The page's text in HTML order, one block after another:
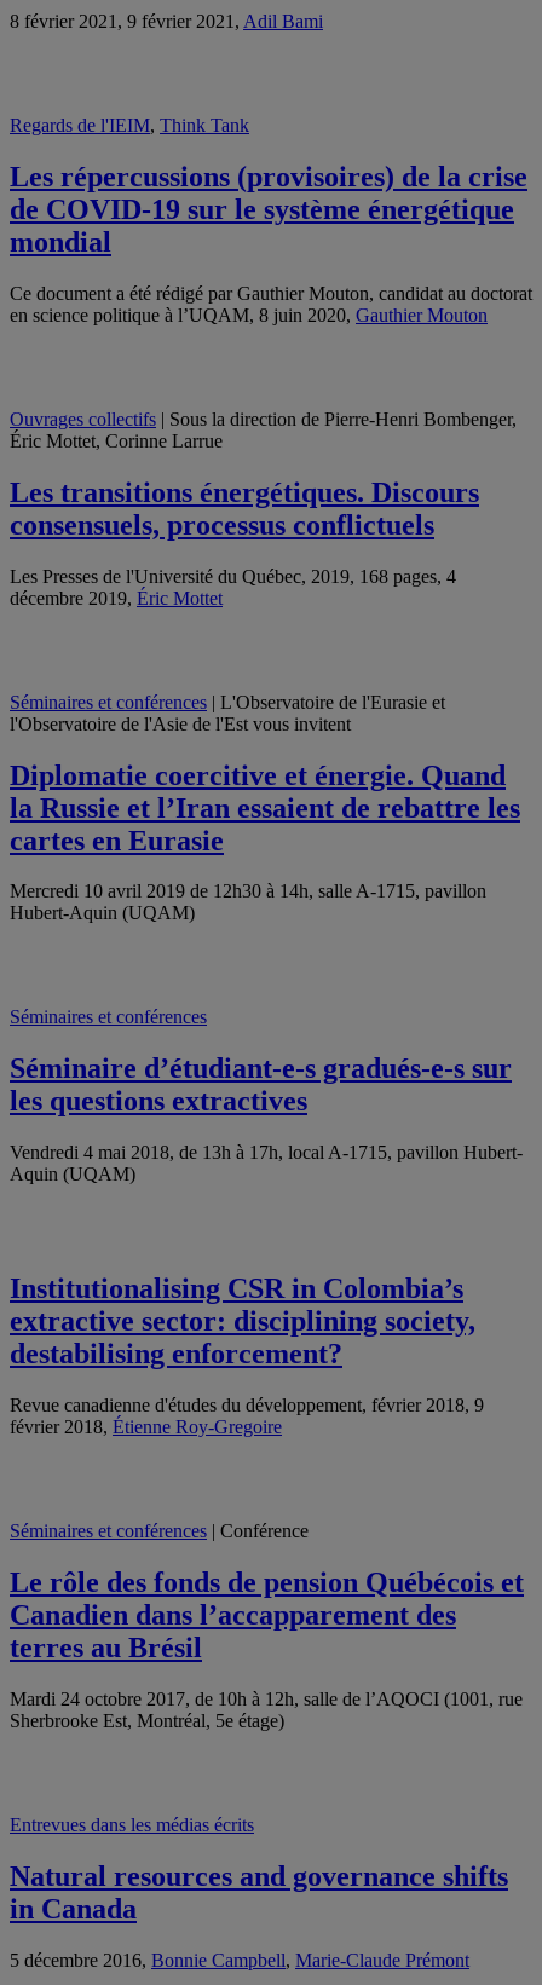
8 février 2021, 9 février 2021, Adil Bami
Regards de l'IEIM, Think Tank
Les répercussions (provisoires) de la crise
de COVID-19 sur le système énergétique
mondial
Ce document a été rédigé par Gauthier Mouton, candidat au doctorat
en science politique à l’UQAM, 8 juin 2020, Gauthier Mouton
Ouvrages collectifs | Sous la direction de Pierre-Henri Bombenger,
Éric Mottet, Corinne Larrue
Les transitions énergétiques. Discours
consensuels, processus conflictuels
Les Presses de l'Université du Québec, 2019, 168 pages, 4
décembre 2019, Éric Mottet
Séminaires et conférences | L'Observatoire de l'Eurasie et
l'Observatoire de l'Asie de l'Est vous invitent
Diplomatie coercitive et énergie. Quand
la Russie et l’Iran essaient de rebattre les
cartes en Eurasie
Mercredi 10 avril 2019 de 12h30 à 14h, salle A-1715, pavillon
Hubert-Aquin (UQAM)
Séminaires et conférences
Séminaire d’étudiant-e-s gradués-e-s sur
les questions extractives
Vendredi 4 mai 2018, de 13h à 17h, local A-1715, pavillon Hubert-
Aquin (UQAM)
Institutionalising CSR in Colombia’s
extractive sector: disciplining society,
destabilising enforcement?
Revue canadienne d'études du développement, février 2018, 9
février 2018, Étienne Roy-Gregoire
Séminaires et conférences | Conférence
Le rôle des fonds de pension Québécois et
Canadien dans l’accapparement des
terres au Brésil
Mardi 24 octobre 2017, de 10h à 12h, salle de l’AQOCI (1001, rue
Sherbrooke Est, Montréal, 5e étage)
Entrevues dans les médias écrits
Natural resources and governance shifts
in Canada
5 décembre 2016, Bonnie Campbell, Marie-Claude Prémont